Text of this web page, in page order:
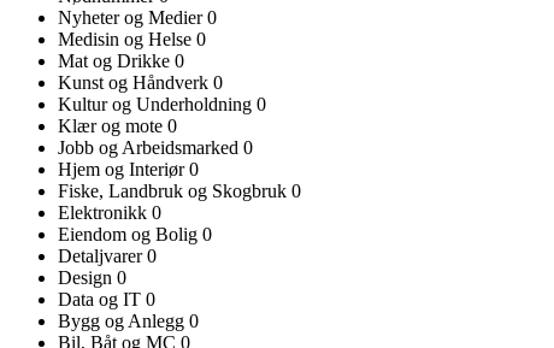
Nyheter og Medier0
Medisin og Helse 0
Mat og Drikke 0
Kunst og Håndverk 0
Kultur og Underholdning 0
Klær og mote 0
Jobb og Arbeidsmarked 0
Hjem og Interiør0
Fiske, Landbruk og Skogbruk 0
Elektronikk 0
Eiendom og Bolig 0
Detaljvarer0
Design 0
Data og IT 0
Bygg og Anlegg 0
Bil, Båt og MC 0